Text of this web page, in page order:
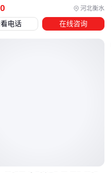
河北衡水
电话 在线咨询